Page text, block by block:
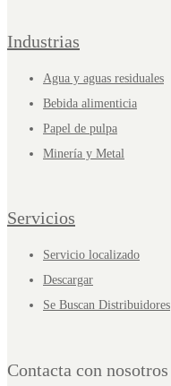
Industrias
Agua y aguas residuales
Bebida alimenticia
Papel de pulpa
Minería y Metal
Servicios
Servicio localizado
Descargar
Se Buscan Distribuidores
Contacta con nosotros